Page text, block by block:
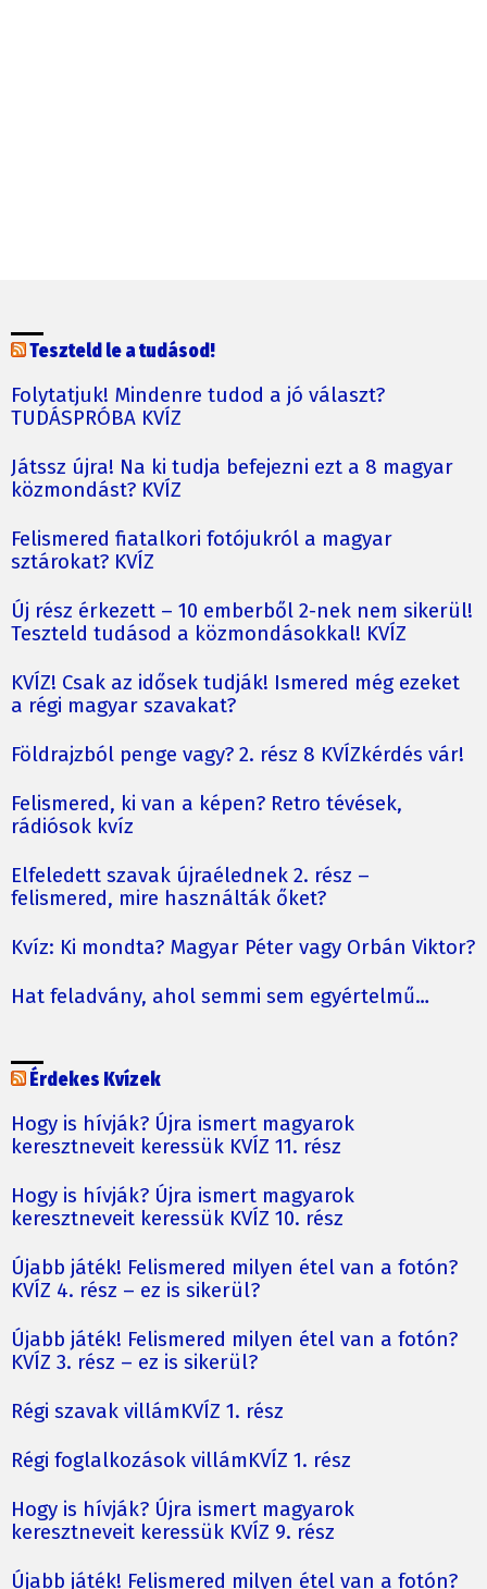
Teszteld le a tudásod!
Folytatjuk! Mindenre tudod a jó választ?
TUDÁSPRÓBA KVÍZ
Játssz újra! Na ki tudja befejezni ezt a 8 magyar
közmondást? KVÍZ
Felismered fiatalkori fotójukról a magyar
sztárokat? KVÍZ
Új rész érkezett – 10 emberből 2-nek nem sikerül!
Teszteld tudásod a közmondásokkal! KVÍZ
KVÍZ! Csak az idősek tudják! Ismered még ezeket
a régi magyar szavakat?
Földrajzból penge vagy? 2. rész 8 KVÍZkérdés vár!
Felismered, ki van a képen? Retro tévések,
rádiósok kvíz
Elfeledett szavak újraélednek 2. rész –
felismered, mire használták őket?
Kvíz: Ki mondta? Magyar Péter vagy Orbán Viktor?
Hat feladvány, ahol semmi sem egyértelmű…
Érdekes Kvízek
Hogy is hívják? Újra ismert magyarok
keresztneveit keressük KVÍZ 11. rész
Hogy is hívják? Újra ismert magyarok
keresztneveit keressük KVÍZ 10. rész
Újabb játék! Felismered milyen étel van a fotón?
KVÍZ 4. rész – ez is sikerül?
Újabb játék! Felismered milyen étel van a fotón?
KVÍZ 3. rész – ez is sikerül?
Régi szavak villámKVÍZ 1. rész
Régi foglalkozások villámKVÍZ 1. rész
Hogy is hívják? Újra ismert magyarok
keresztneveit keressük KVÍZ 9. rész
Újabb játék! Felismered milyen étel van a fotón?